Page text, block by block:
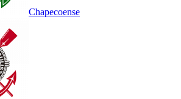
Chapecoense